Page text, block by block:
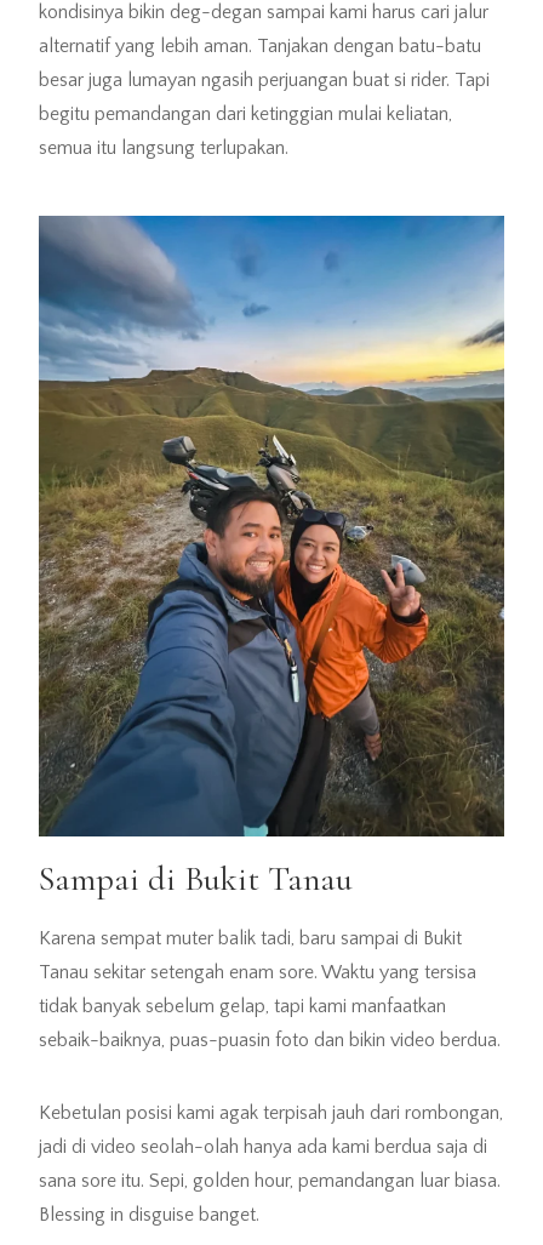
kondisinya bikin deg-degan sampai kami harus cari jalur
alternatif yang lebih aman. Tanjakan dengan batu-batu
besar juga lumayan ngasih perjuangan buat si rider. Tapi
begitu pemandangan dari ketinggian mulai keliatan,
semua itu langsung terlupakan.
Sampai di Bukit Tanau
Karena sempat muter balik tadi, baru sampai di Bukit
Tanau sekitar setengah enam sore. Waktu yang tersisa
tidak banyak sebelum gelap, tapi kami manfaatkan
sebaik-baiknya, puas-puasin foto dan bikin video berdua.
Kebetulan posisi kami agak terpisah jauh dari rombongan,
jadi di video seolah-olah hanya ada kami berdua saja di
sana sore itu. Sepi, golden hour, pemandangan luar biasa.
Blessing in disguise banget.